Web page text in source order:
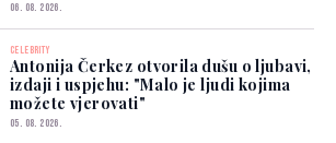
06. 08. 2026.
CELEBRITY
Antonija Čerkez otvorila dušu o ljubavi,
izdaji i uspjehu: "Malo je ljudi kojima
možete vjerovati"
05. 08. 2026.